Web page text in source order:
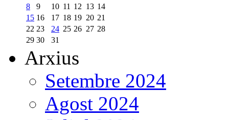
8
9 10 11 12 13 14
15 16 17 18 19 20 21
22 23 24 25 26 27 28
29 30 31
Arxius
Setembre 2024
Agost 2024